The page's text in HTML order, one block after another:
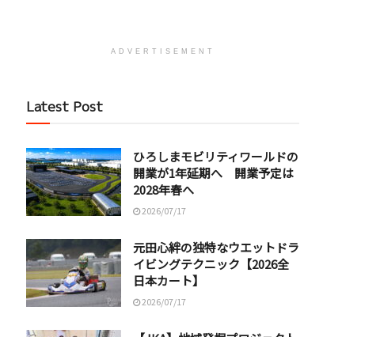
ADVERTISEMENT
Latest Post
ひろしまモビリティワールドの
開業が1年延期へ 開業予定は
2028年春へ
2026/07/17
元田心絆の独特なウエットドラ
イビングテクニック【2026全
日本カート】
2026/07/17